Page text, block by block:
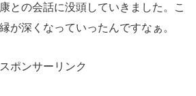
との会話に没頭していきました。こ
が深くなっていったんですなぁ。
スポンサーリンク